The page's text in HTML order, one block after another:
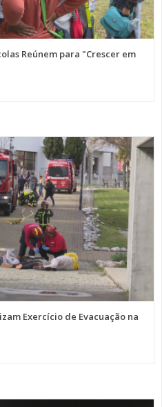
Reúnem para "Crescer em
Exercício de Evacuação na